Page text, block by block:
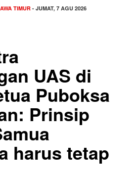
TIMUR - JUMAT, 7 AGU 2026
UAS di
Puboksa
Prinsip
harus tetap